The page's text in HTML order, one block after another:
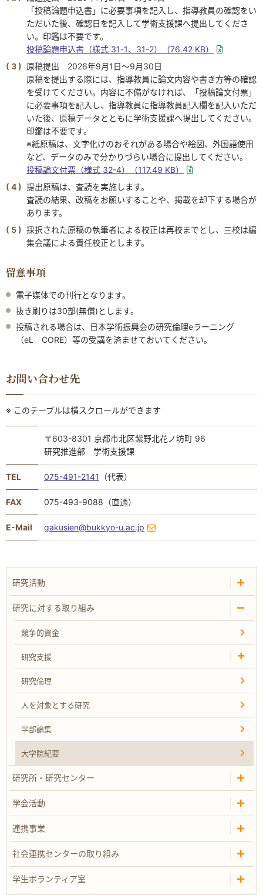
「投稿論題申込書」に必要事項を記入し、指導教員の確認をい
ただいた後、確認日を記入して学術支援課へ提出してくださ
い。印鑑は不要です。
投稿論題申込書（様式 31-1、31-2）
（76.42 KB）
原稿提出 2026年9月1日～9月30日
原稿を提出する際には、指導教員に論文内容や書き方等の確認
を受けてください。内容に不備がなければ、「投稿論文付票」
に必要事項を記入し、指導教員に指導教員記入欄を記入いただ
いた後、原稿データとともに学術支援課へ提出してください。
印鑑は不要です。
※紙原稿は、文字化けのおそれがある場合や絵図、外国語使用
など、データのみで分かりづらい場合に提出してください。
投稿論文付票（様式 32-4）
（117.49 KB）
提出原稿は、査読を実施します。
査読の結果、改稿をお願いすることや、掲載を却下する場合が
あります。
採択された原稿の執筆者による校正は再校までとし、三校は編
集会議による責任校正とします。
留意事項
電子媒体での刊行となります。
抜き刷りは30部(無償)とします。
投稿される場合は、日本学術振興会の研究倫理eラーニング
（eL CORE）等の受講を済ませておいてください。
お問い合わせ先
※ このテーブルは横スクロールができます
〒603-8301 京都市北区紫野北花ノ坊町 96
研究推進部 学術支援課
TEL 075-491-2141 （代表）
FAX 075-493-9088（直通）
E-Mail gakusien@bukkyo-u.ac.jp
研究活動
研究に対する取り組み
競争的資金
研究支援
研究倫理
人を対象とする研究
学部論集
大学院紀要
研究所・研究センター
学会活動
連携事業
社会連携センターの取り組み
学生ボランティア室